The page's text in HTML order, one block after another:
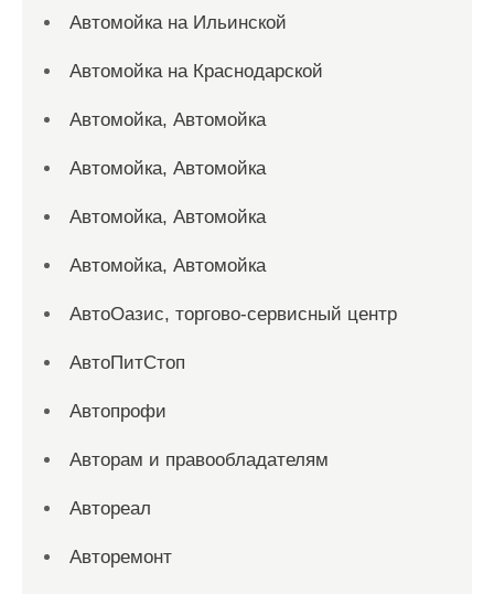
Автомойка на Ильинской
Автомойка на Краснодарской
Автомойка, Автомойка
Автомойка, Автомойка
Автомойка, Автомойка
Автомойка, Автомойка
АвтоОазис, торгово-сервисный центр
АвтоПитСтоп
Автопрофи
Авторам и правообладателям
Автореал
Авторемонт